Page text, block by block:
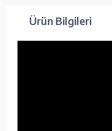
Ürün Bilgileri